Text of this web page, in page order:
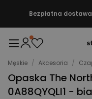
Bezpłatna
Męskie / Akcesoria /
Opaska The
0A88QYQLI1 -